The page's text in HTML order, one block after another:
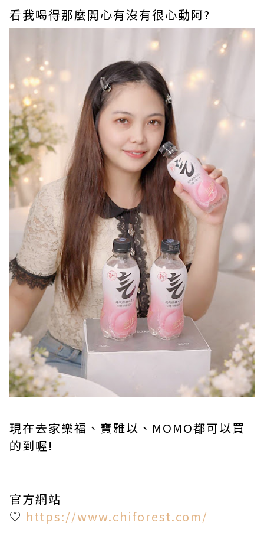
看我喝得那麼開心有沒有很心動阿?
現在去家樂福、寶雅以、MOMO都可以買
的到喔!
官方網站
♡ https://www.chiforest.com/